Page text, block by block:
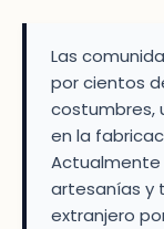
Las
por cientos
costumbres,
en la
Actualmente
artesanías y
extranjero